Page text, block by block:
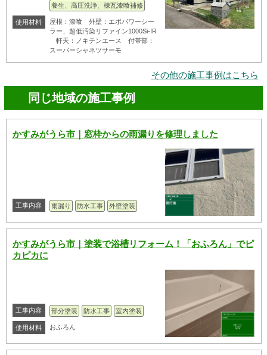
養生、高圧洗浄、棟瓦漆喰補修
使用材料
屋根：漆喰 外壁：エポパワーシー
ラー、超低汚染リファイン1000Si-IR
軒天：ノキテンエース 付帯部：
スーパーシャネツサーモ
その他の施工事例はこちら
同じ地域の施工事例
かすみがうら市｜窓枠からの雨漏りを修理しました
工事内容 雨漏り 防水工事 外壁塗装
かすみがうら市｜塗装で浴槽リフォーム！「おふろん」でピ
カピカに
工事内容 部分塗装 防水工事 室内塗装
使用材料 おふろん